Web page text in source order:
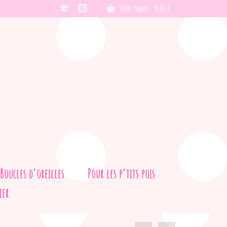
Votre panier - 0,00 €
Boucles d’oreilles
Pour les p’tits pois